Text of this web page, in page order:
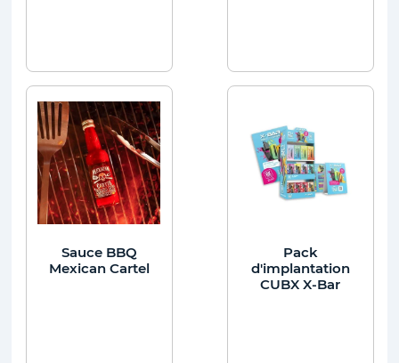
Sauce BBQ
Mexican Cartel
Pack
d'implantation
CUBX X-Bar